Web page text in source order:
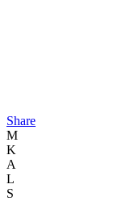
Share
M
K
A
L
S